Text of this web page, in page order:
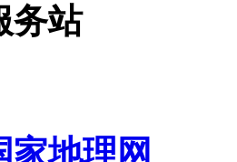
务站
家地理网